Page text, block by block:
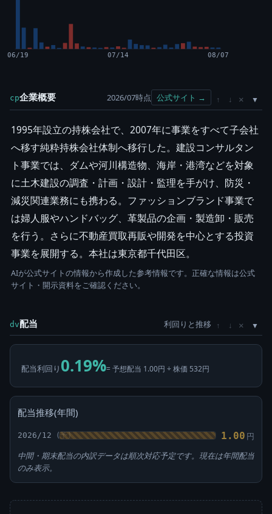
06/19 07/14 08/07
cp企業概要 2026/07時点 公式サイト → ↑ ↓ ×
1995年設立の持株会社で、2007年に事業をすべて子会社
へ移す純粋持株会社体制へ移行した。建設コンサルタン
ト事業では、ダムや河川構造物、海岸・港湾などを対象
に土木建設の調査・計画・設計・監理を手がけ、防災・
減災関連業務にも携わる。ファッションブランド事業で
は婦人服やハンドバッグ、革製品の企画・製造卸・販売
を行う。さらに不動産買取再販や開発を中心とする投資
事業を展開する。本社は東京都千代田区。
AIが公式サイトの情報から作成した参考情報です。正確な情報は公式
サイト・開示資料をご確認ください。
dv配当 利回りと推移 ↑ ↓ ×
配当利回り 0.19%= 予想配当 1.00円 ÷ 株価 532円
配当推移(年間)
2026/12 1.00 円
中間・期末配当の内訳データは順次対応予定です。現在は年間配当
のみ表示。